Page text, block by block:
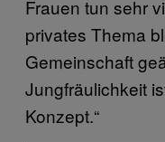
Frauen tun sehr
privates Thema
Gemeinschaft
Jungfräulichkeit
Konzept.“